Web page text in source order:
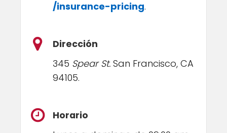
/insurance-pricing.
Dirección
345 Spear St. San Francisco, CA
94105.
Horario